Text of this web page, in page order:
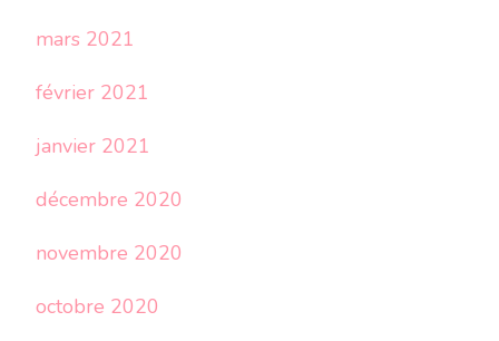
mars 2021
février 2021
janvier 2021
décembre 2020
novembre 2020
octobre 2020